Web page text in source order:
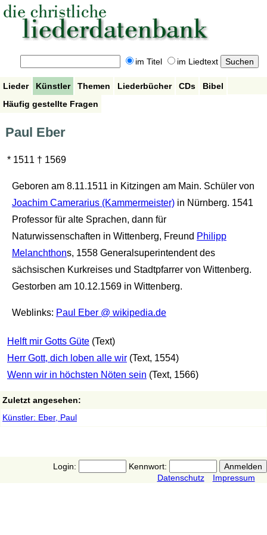
im Titel im Liedtext
Lieder Künstler Themen Liederbücher CDs
Bibel
Häufig gestellte Fragen
Paul Eber
* 1511 † 1569
Geboren am 8.11.1511 in Kitzingen am Main. Schüler von
Joachim Camerarius (Kammermeister)in Nürnberg. 1541
Professor für alte Sprachen, dann für
Naturwissenschaften in Wittenberg, Freund Philipp
Melanchthons, 1558 Generalsuperintendent des
sächsischen Kurkreises und Stadtpfarrer von Wittenberg.
Gestorben am 10.12.1569 in Wittenberg.
Weblinks: Paul Eber @ wikipedia.de
Helft mir Gotts Güte (Text)
Herr Gott, dich loben alle wir (Text, 1554)
Wenn wir in höchsten Nöten sein (Text, 1566)
Zuletzt angesehen:
Künstler: Eber, Paul
Login:
Kennwort:
Datenschutz
Impressum